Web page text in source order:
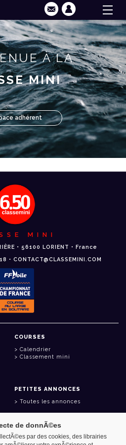
À LA
MINI
adhérent
MINI
• 56100 LORIENT • France
• CONTACT@CLASSEMINI.COM
COURSES
Calendrier
Classement mini
PETITES ANNONCES
Toutes les annonces
de donnÃ©es
par des cookies, des librairies